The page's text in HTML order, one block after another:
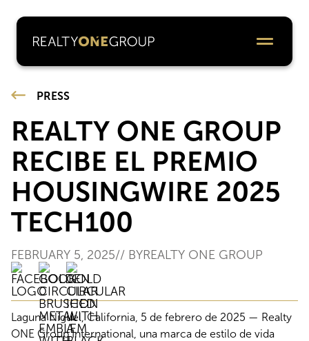
PRESS
REALTY ONE GROUP
RECIBE EL PREMIO
HOUSINGWIRE 2025
TECH100
FEBRUARY 5, 2025// BYREALTY ONE GROUP
Laguna Niguel, California, 5 de febrero de 2025 — Realty
ONE Group International, una marca de estilo de vida